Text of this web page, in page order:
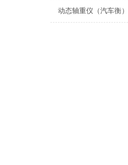
动态轴重仪（汽车衡